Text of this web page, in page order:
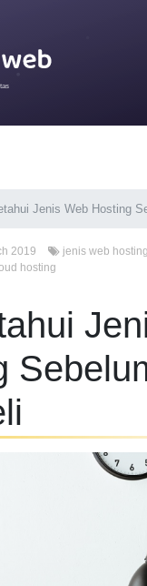
Jenis Web Hosting
2019 jenis web hosting
hosting